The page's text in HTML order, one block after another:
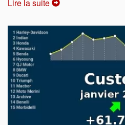
Lire la suite